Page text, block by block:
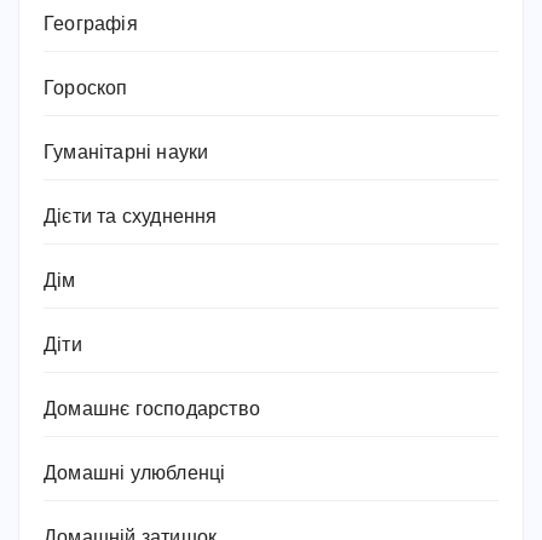
Географія
Гороскоп
Гуманітарні науки
Дієти та схуднення
Дім
Діти
Домашнє господарство
Домашні улюбленці